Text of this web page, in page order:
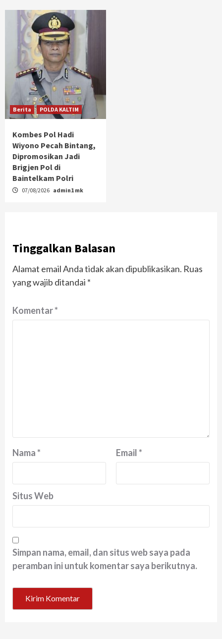
Berita POLDA KALTIM
Kombes Pol Hadi
Wiyono Pecah Bintang,
Dipromosikan Jadi
Brigjen Pol di
Baintelkam Polri
07/08/2026 admin1 mk
Tinggalkan Balasan
Alamat email Anda tidak akan dipublikasikan. Ruas
yang wajib ditandai *
Komentar*
Nama* Email*
Situs Web
Simpan nama, email, dan situs web saya pada
peramban ini untuk komentar saya berikutnya.